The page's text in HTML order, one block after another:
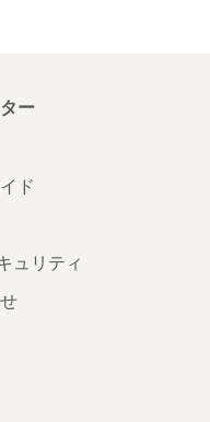
ー
ド
ュリティ